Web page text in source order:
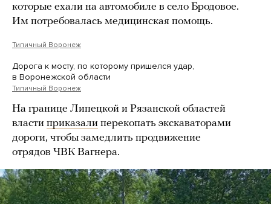
которые ехали на автомобиле в село Бродовое.
Им потребовалась медицинская помощь.
Типичный Воронеж
Дорога к мосту, по которому пришелся удар,
в Воронежской области
Типичный Воронеж
На границе Липецкой и Рязанской областей
власти приказали перекопать экскаваторами
дороги, чтобы замедлить продвижение
отрядов ЧВК Вагнера.